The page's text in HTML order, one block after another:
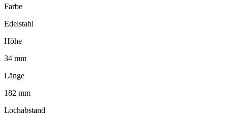
Farbe
Edelstahl
Höhe
34 mm
Länge
182 mm
Lochabstand